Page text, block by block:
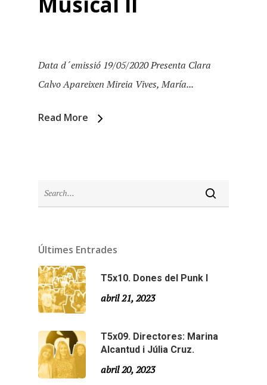
Data d´emissió 19/05/2020 Presenta Clara
Calvo Apareixen Mireia Vives, María...
Read More
Últimes Entrades
T5x10. Dones del Punk I
abril 21, 2023
T5x09. Directores: Marina
Alcantud i Júlia Cruz.
abril 20, 2023
Inici
Temporades
Temporada 3
Email: